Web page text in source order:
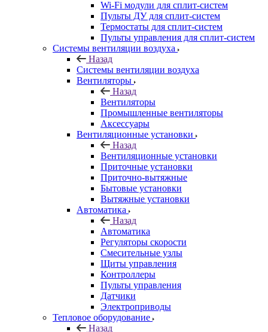
Wi-Fi модули для сплит-систем
Пульты ДУ для сплит-систем
Термостаты для сплит-систем
Пульты управления для сплит-систем
Системы вентиляции воздуха
Назад
Системы вентиляции воздуха
Вентиляторы
Назад
Вентиляторы
Промышленные вентиляторы
Аксессуары
Вентиляционные установки
Назад
Вентиляционные установки
Приточные установки
Приточно-вытяжные
Бытовые установки
Вытяжные установки
Автоматика
Назад
Автоматика
Регуляторы скорости
Смесительные узлы
Щиты управления
Контроллеры
Пульты управления
Датчики
Электроприводы
Тепловое оборудование
Назад